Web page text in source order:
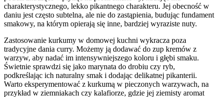
charakterystycznego, lekko pikantnego charakteru. Jej obecność w
daniu jest często subtelna, ale nie do zastąpienia, budując fundament
smakowy, na którym opierają się inne, bardziej wyraziste nuty.
Zastosowanie kurkumy w domowej kuchni wykracza poza
tradycyjne dania curry. Możemy ją dodawać do zup kremów z
warzyw, aby nadać im intensywniejszego koloru i głębi smaku.
Świetnie sprawdzi się jako marynata do drobiu czy ryb,
podkreślając ich naturalny smak i dodając delikatnej pikanterii.
Warto eksperymentować z kurkumą w pieczonych warzywach, na
przykład w ziemniakach czy kalafiorze, gdzie jej ziemisty aromat